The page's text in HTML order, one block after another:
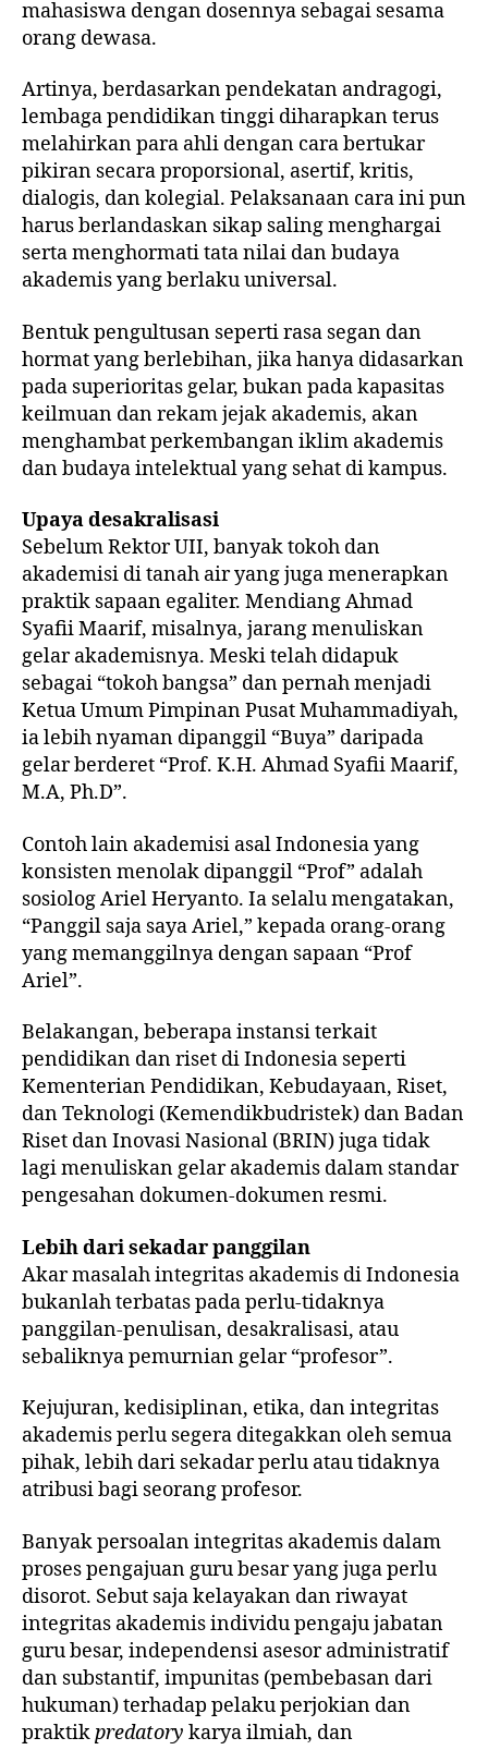
mahasiswa dengan dosennya sebagai sesama
orang dewasa.
Artinya, berdasarkan pendekatan andragogi,
lembaga pendidikan tinggi diharapkan terus
melahirkan para ahli dengan cara bertukar
pikiran secara proporsional, asertif, kritis,
dialogis, dan kolegial. Pelaksanaan cara ini pun
harus berlandaskan sikap saling menghargai
serta menghormati tata nilai dan budaya
akademis yang berlaku universal.
Bentuk pengultusan seperti rasa segan dan
hormat yang berlebihan, jika hanya didasarkan
pada superioritas gelar, bukan pada kapasitas
keilmuan dan rekam jejak akademis, akan
menghambat perkembangan iklim akademis
dan budaya intelektual yang sehat di kampus.
Upaya desakralisasi
Sebelum Rektor UII, banyak tokoh dan
akademisi di tanah air yang juga menerapkan
praktik sapaan egaliter. Mendiang Ahmad
Syafii Maarif, misalnya, jarang menuliskan
gelar akademisnya. Meski telah didapuk
sebagai “tokoh bangsa” dan pernah menjadi
Ketua Umum Pimpinan Pusat Muhammadiyah,
ia lebih nyaman dipanggil “Buya” daripada
gelar berderet “Prof. K.H. Ahmad Syafii Maarif,
M.A, Ph.D”.
Contoh lain akademisi asal Indonesia yang
konsisten menolak dipanggil “Prof” adalah
sosiolog Ariel Heryanto. Ia selalu mengatakan,
“Panggil saja saya Ariel,” kepada orang-orang
yang memanggilnya dengan sapaan “Prof
Ariel”.
Belakangan, beberapa instansi terkait
pendidikan dan riset di Indonesia seperti
Kementerian Pendidikan, Kebudayaan, Riset,
dan Teknologi (Kemendikbudristek) dan Badan
Riset dan Inovasi Nasional (BRIN) juga tidak
lagi menuliskan gelar akademis dalam standar
pengesahan dokumen-dokumen resmi.
Lebih dari sekadar panggilan
Akar masalah integritas akademis di Indonesia
bukanlah terbatas pada perlu-tidaknya
panggilan-penulisan, desakralisasi, atau
sebaliknya pemurnian gelar “profesor”.
Kejujuran, kedisiplinan, etika, dan integritas
akademis perlu segera ditegakkan oleh semua
pihak, lebih dari sekadar perlu atau tidaknya
atribusi bagi seorang profesor.
Banyak persoalan integritas akademis dalam
proses pengajuan guru besar yang juga perlu
disorot. Sebut saja kelayakan dan riwayat
integritas akademis individu pengaju jabatan
guru besar, independensi asesor administratif
dan substantif, impunitas (pembebasan dari
hukuman) terhadap pelaku perjokian dan
praktikpredatory karya ilmiah, dan